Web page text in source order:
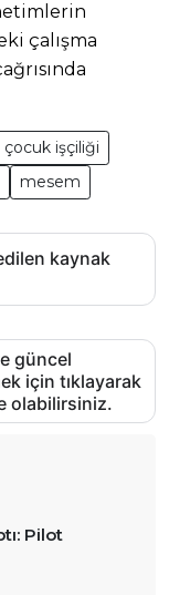
çalışma
çocuk işçiliği
mesem
kaynak
güncel
için tıklayarak
olabilirsiniz.
Pilot